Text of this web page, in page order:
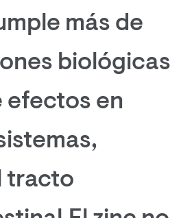
más de
biológicas
en
tracto